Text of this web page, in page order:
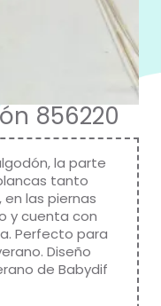
856220
la parte
tanto
las piernas
y cuenta con
Perfecto para
Diseño
de Babydif